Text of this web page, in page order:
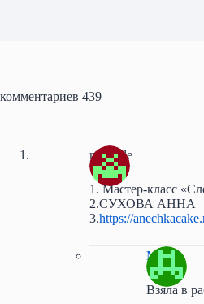
комментариев 439
michelle
1. Мастер-класс
2.СУХОВА АННА
3.https://
Мира
Взяла в